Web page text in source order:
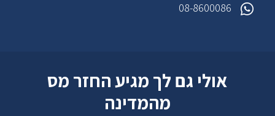
08-8600086
אולי גם לך מגיע החזר מס
מהמדינה